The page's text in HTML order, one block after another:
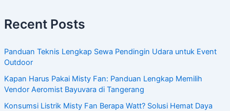
Recent Posts
Panduan Teknis Lengkap Sewa Pendingin Udara untuk Event
Outdoor
Kapan Harus Pakai Misty Fan: Panduan Lengkap Memilih
Vendor Aeromist Bayuvara di Tangerang
Konsumsi Listrik Misty Fan Berapa Watt? Solusi Hemat Daya